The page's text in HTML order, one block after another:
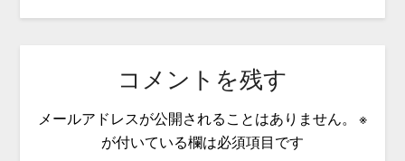
コメントを残す
メールアドレスが公開されることはありません。
※
が付いている欄は必須項目です